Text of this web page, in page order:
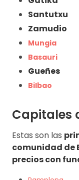
Santutxu
Zamudio
Mungia
Basauri
Gueñes
Bilbao
Capitales
Estas son las
comunidad de
precios con